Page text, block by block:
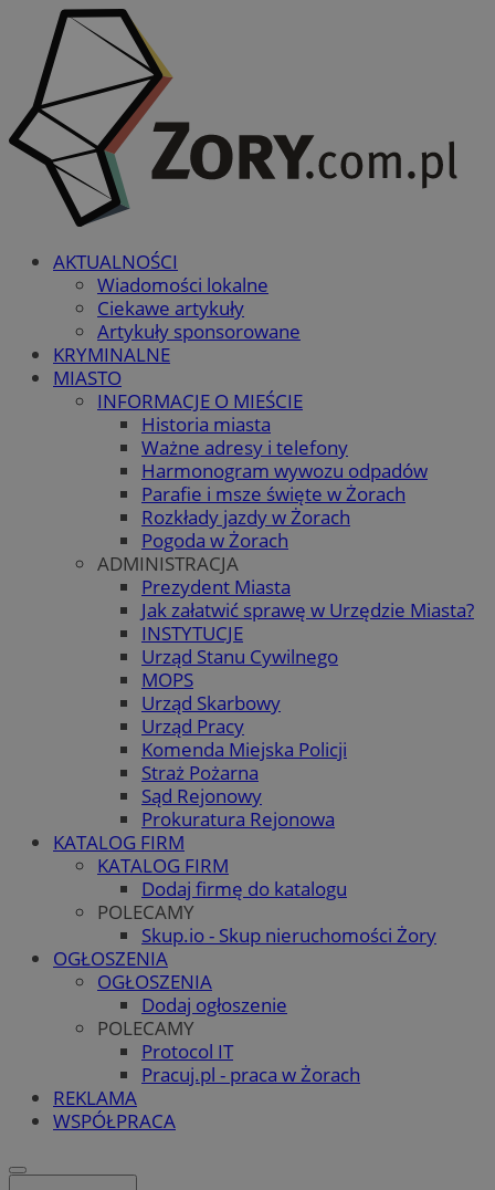
AKTUALNOŚCI
Wiadomości lokalne
Ciekawe artykuły
Artykuły sponsorowane
KRYMINALNE
MIASTO
INFORMACJE O MIEŚCIE
Historia miasta
Ważne adresy i telefony
Harmonogram wywozu odpadów
Parafie i msze święte w Żorach
Rozkłady jazdy w Żorach
Pogoda w Żorach
ADMINISTRACJA
Prezydent Miasta
Jak załatwić sprawę w Urzędzie Miasta?
INSTYTUCJE
Urząd Stanu Cywilnego
MOPS
Urząd Skarbowy
Urząd Pracy
Komenda Miejska Policji
Straż Pożarna
Sąd Rejonowy
Prokuratura Rejonowa
KATALOG FIRM
KATALOG FIRM
Dodaj firmę do katalogu
POLECAMY
Skup.io - Skup nieruchomości Żory
OGŁOSZENIA
OGŁOSZENIA
Dodaj ogłoszenie
POLECAMY
Protocol IT
Pracuj.pl - praca w Żorach
REKLAMA
WSPÓŁPRACA